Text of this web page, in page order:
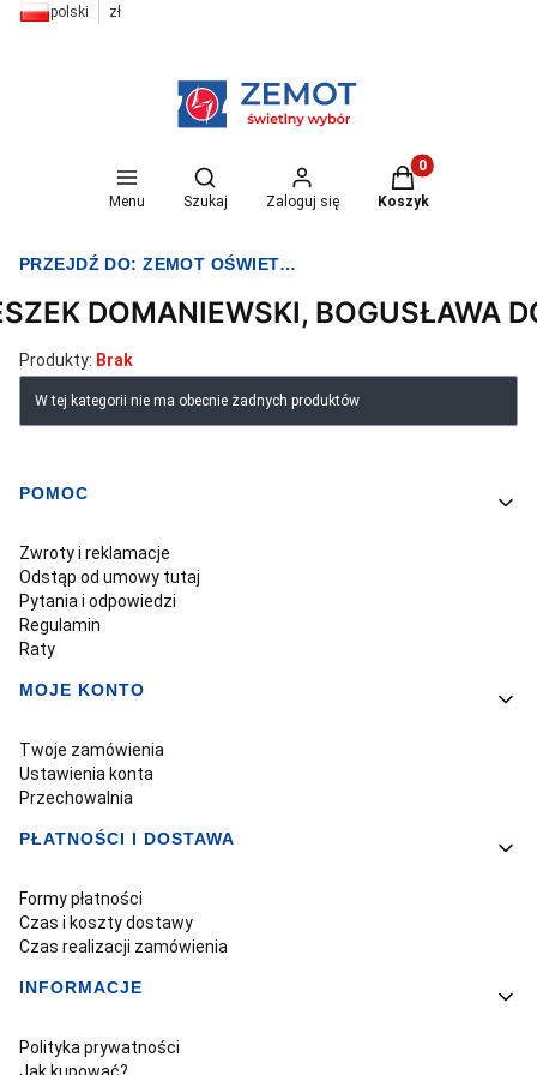
polski zł
Menu
Otwórz wyszukiwarkę
Szukaj Zaloguj się
Produkty w
Koszyk
PRZEJDŹ DO:ZEMOT OŚWIETLENIE I ELEKTRYKA
DOMANIEWSKI, BOGUSŁAWA
Produkty: Brak
Lista produktów
W tej kategorii nie ma obecnie żadnych produktów
Linki w stopce
POMOC
Zwroty i reklamacje
Odstąp od umowy tutaj
Pytania i odpowiedzi
Regulamin
Raty
MOJE KONTO
Twoje zamówienia
Ustawienia konta
Przechowalnia
PŁATNOŚCI I DOSTAWA
Formy płatności
Czas i koszty dostawy
Czas realizacji zamówienia
INFORMACJE
Polityka prywatności